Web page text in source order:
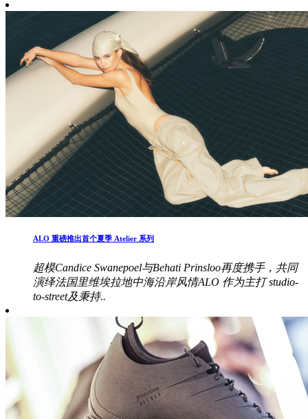
ALO 重磅推出首个夏季 Atelier 系列
超模Candice Swanepoel与Behati Prinsloo再度携手，共同
演绎法国里维埃拉地中海沿岸风情ALO 作为主打 studio-
to-street及秉持..